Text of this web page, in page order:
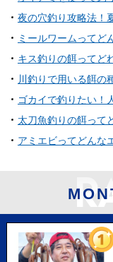
川釣りで用いる餌の
アミエビってどんな